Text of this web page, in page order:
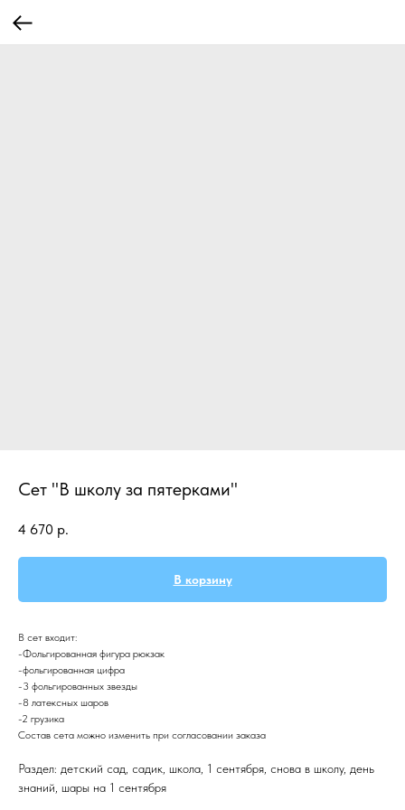
Сет "В школу за пятерками"
4 670 р.
В корзину
В сет входит:
-Фольгированная фигура рюкзак
-фольгированная цифра
-3 фольгированных звезды
-8 латексных шаров
-2 грузика
Состав сета можно изменить при согласовании заказа
Раздел: детский сад, садик, школа, 1 сентября, снова в школу, день
знаний, шары на 1 сентября